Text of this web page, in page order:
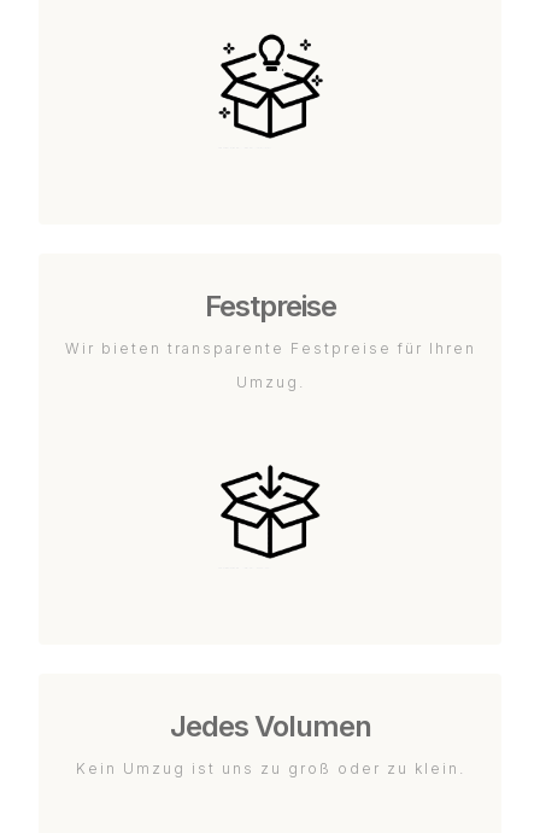
Festpreise
Wir bieten transparente Festpreise für Ihren
Umzug.
Jedes Volumen
Kein Umzug ist uns zu groß oder zu klein.